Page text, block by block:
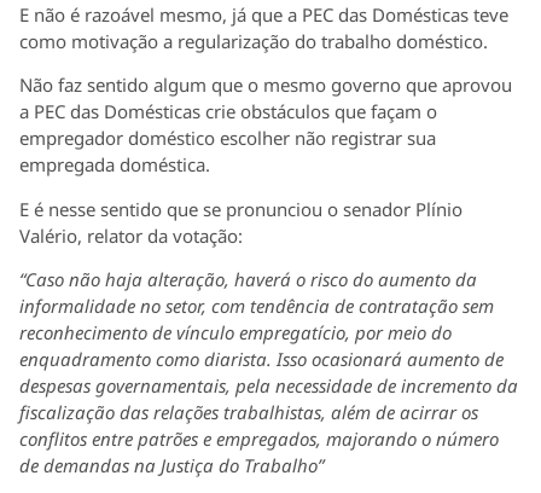
E não é razoável mesmo, já que a PEC das Domésticas teve
como motivação a regularização do trabalho doméstico.
Não faz sentido algum que o mesmo governo que aprovou
a PEC das Domésticas crie obstáculos que façam o
empregador doméstico escolher não registrar sua
empregada doméstica.
E é nesse sentido que se pronunciou o senador Plínio
Valério, relator da votação:
“Caso não haja alteração, haverá o risco do aumento da
informalidade no setor, com tendência de contratação sem
reconhecimento de vínculo empregatício, por meio do
enquadramento como diarista. Isso ocasionará aumento de
despesas governamentais, pela necessidade de incremento da
fiscalização das relações trabalhistas, além de acirrar os
conflitos entre patrões e empregados, majorando o número
de demandas na Justiça do Trabalho”